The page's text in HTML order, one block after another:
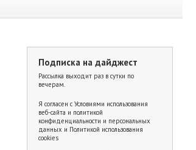
Подписка на дайджест
Рассылка выходит раз в сутки по
вечерам.
Я согласен с Условиями использования
веб-сайта и политикой
конфиденциальности и персональных
данных и Политикой использования
cookies